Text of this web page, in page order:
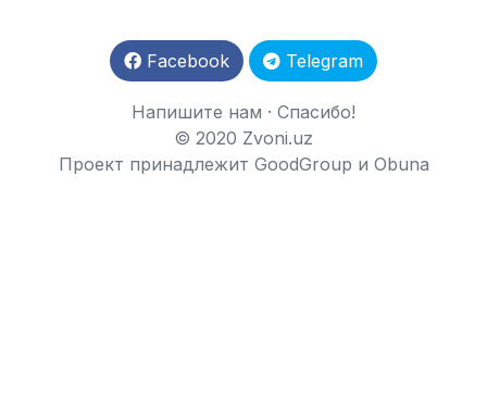
Facebook Telegram
Напишите нам · Спасибо!
© 2020 Zvoni.uz
Проект принадлежит GoodGroup и Obuna